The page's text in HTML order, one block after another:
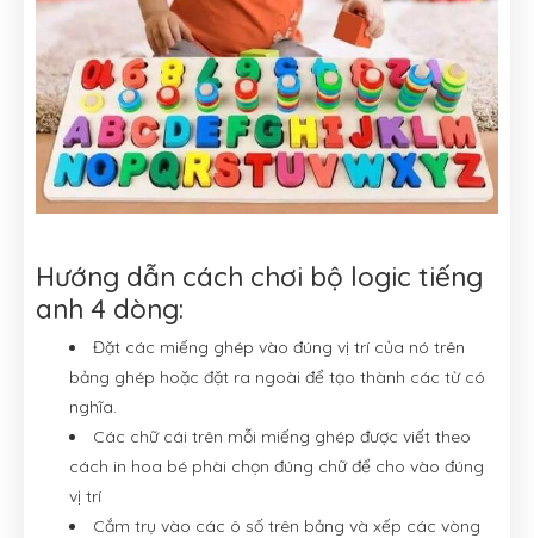
Hướng dẫn cách chơi bộ logic tiếng
anh 4 dòng:
Đặt các miếng ghép vào đúng vị trí của nó trên
bảng ghép hoặc đặt ra ngoài để tạo thành các từ có
nghĩa.
Các chữ cái trên mỗi miếng ghép được viết theo
cách in hoa bé phài chọn đúng chữ để cho vào đúng
vị trí
Cắm trụ vào các ô số trên bảng và xếp các vòng